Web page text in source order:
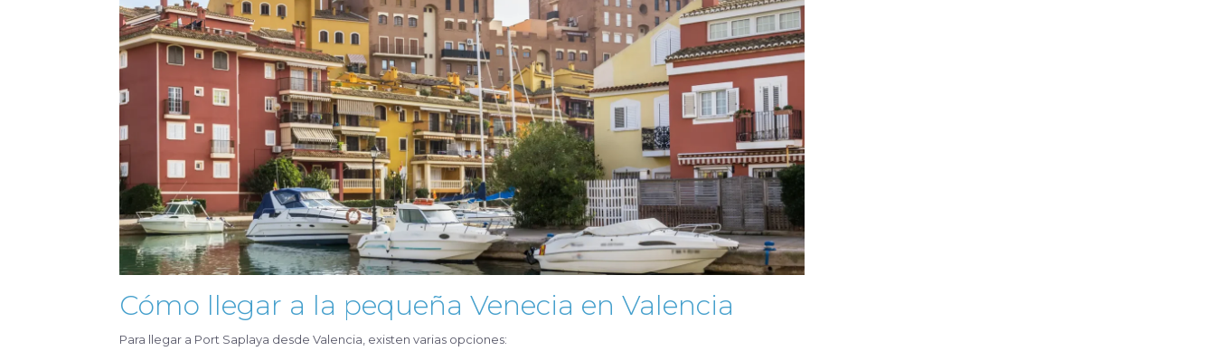
Cómo llegar a la pequeña Venecia en Valencia
Para llegar a Port Saplaya desde Valencia, existen varias opciones: